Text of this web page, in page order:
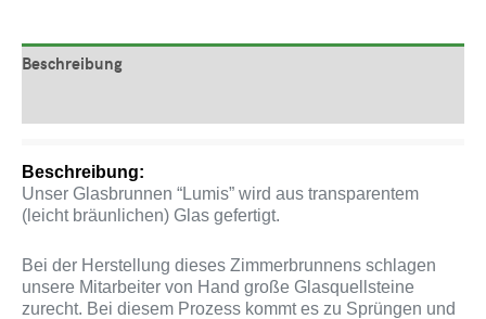
Beschreibung
Beschreibung:
Unser Glasbrunnen “Lumis” wird aus transparentem
(leicht bräunlichen) Glas gefertigt.
Bei der Herstellung dieses Zimmerbrunnens schlagen
unsere Mitarbeiter von Hand große Glasquellsteine
zurecht. Bei diesem Prozess kommt es zu Sprüngen und